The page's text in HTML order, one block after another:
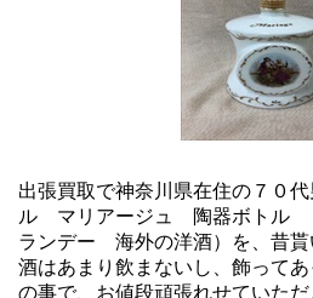
出張買取で神奈川県在住の７０
ル マリアージュ 陶器ボトル
ランデー 海外の洋酒）を、昔貰
酒はあまり飲まないし、飾って
の事で、お値段頑張れせていた